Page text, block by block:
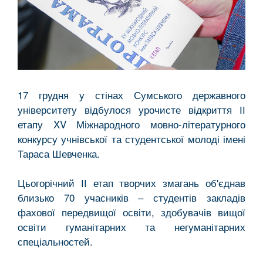
17 грудня у стінах Сумського державного
університету відбулося урочисте відкриття ІІ
етапу XV Міжнародного мовно-літературного
конкурсу учнівської та студентської молоді імені
Тараса Шевченка.
Цьогорічний ІІ етап творчих змагань об'єднав
близько 70 учасників – студентів закладів
фахової передвищої освіти, здобувачів вищої
освіти гуманітарних та негуманітарних
спеціальностей.